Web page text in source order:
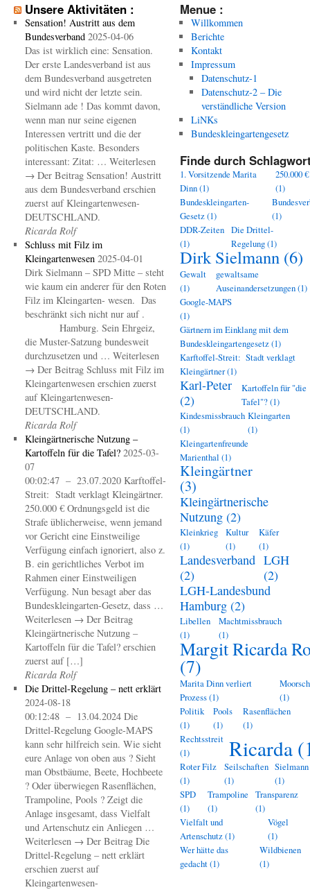
Unsere Aktivitäten :
Sensation! Austritt aus dem
Bundesverband 2025-04-06
Das ist wirklich eine: Sensation.
Der erste Landesverband ist aus
dem Bundesverband ausgetreten
und wird nicht der letzte sein.
Sielmann ade ! Das kommt davon,
wenn man nur seine eigenen
Interessen vertritt und die der
politischen Kaste. Besonders
interessant: Zitat: … Weiterlesen
→ Der Beitrag Sensation! Austritt
aus dem Bundesverband erschien
zuerst auf Kleingartenwesen-
DEUTSCHLAND.
Ricarda Rolf
Schluss mit Filz im
Kleingartenwesen 2025-04-01
Dirk Sielmann – SPD Mitte – steht
wie kaum ein anderer für den Roten
Filz im Kleingarten- wesen. Das
beschränkt sich nicht nur auf .
Hamburg. Sein Ehrgeiz,
die Muster-Satzung bundesweit
durchzusetzen und … Weiterlesen
→ Der Beitrag Schluss mit Filz im
Kleingartenwesen erschien zuerst
auf Kleingartenwesen-
DEUTSCHLAND.
Ricarda Rolf
Kleingärtnerische Nutzung –
Kartoffeln für die Tafel? 2025-03-
07
00:02:47 – 23.07.2020 Karftoffel-
Streit: Stadt verklagt Kleingärtner.
250.000 € Ordnungsgeld ist die
Strafe üblicherweise, wenn jemand
vor Gericht eine Einstweilige
Verfügung einfach ignoriert, also z.
B. ein gerichtliches Verbot im
Rahmen einer Einstweiligen
Verfügung. Nun besagt aber das
Bundeskleingarten-Gesetz, dass …
Weiterlesen → Der Beitrag
Kleingärtnerische Nutzung –
Kartoffeln für die Tafel? erschien
zuerst auf […]
Ricarda Rolf
Die Drittel-Regelung – nett erklärt
2024-08-18
00:12:48 – 13.04.2024 Die
Drittel-Regelung Google-MAPS
kann sehr hilfreich sein. Wie sieht
eure Anlage von oben aus ? Sieht
man Obstbäume, Beete, Hochbeete
? Oder überwiegen Rasenflächen,
Trampoline, Pools ? Zeigt die
Anlage insgesamt, dass Vielfalt
und Artenschutz ein Anliegen …
Weiterlesen → Der Beitrag Die
Drittel-Regelung – nett erklärt
erschien zuerst auf
Kleingartenwesen-
Menue :
Willkommen
Berichte
Kontakt
Impressum
Datenschutz-1
Datenschutz-2 – Die
verständliche Version
LiNKs
Bundeskleingartengesetz
Finde durch
1. Vorsitzende Marita
Dinn(1)
250.000 €
(1)
Bundeskleingarten-
Gesetz(1)
(1)
DDR-Zeiten
(1)
Die Drittel-
Regelung(1)
Dirk Sielmann (6)
Gewalt
(1)
gewaltsame
Auseinandersetzungen(1)
Google-MAPS
(1)
Gärtnern im Einklang mit dem
Bundeskleingartengesetz(1)
Karftoffel-Streit: Stadt verklagt
Kleingärtner(1)
Karl-Peter
(2)
Kartoffeln für "die
Tafel"?(1)
Kindesmissbrauch
(1)
Kleingarten
(1)
Kleingartenfreunde
Marienthal (1)
Kleingärtner
(3)
Kleingärtnerische
Nutzung (2)
Kleinkrieg
(1)
Kultur
(1)
Käfer
(1)
Landesverband
(2)
LGH
(2)
LGH-Landesbund
Hamburg (2)
Libellen
(1)
Machtmissbrauch
(1)
Margit Ricarda
(7)
Marita Dinn verliert
Prozess(1)
(1)
Politik
(1)
Pools
(1)
Rasenflächen
(1)
Rechtsstreit
(1)
Ricarda
Roter Filz
(1)
Seilschaften
(1)
Sielmann
(1)
SPD
(1)
Trampoline
(1)
Transparenz
(1)
Vielfalt und
Artenschutz(1)
Vögel
(1)
Wer hätte das
gedacht(1)
Wildbienen
(1)